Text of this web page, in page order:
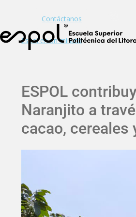
Contáctanos
Espol en un minuto
ESPOL
Naranjito a
cacao, cereales